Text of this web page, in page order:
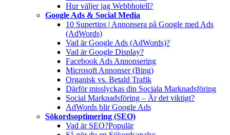
Hur väljer jag Webbhotell?
Google Ads & Social Media
10 Supertips | Annonsera på Google med Ads
(AdWords)
Vad är Google Ads (AdWords)?
Vad är Google Display?
Facebook Ads Annonsering
Microsoft Annonser (Bing)
Organisk vs. Betald Trafik
Därför misslyckas din Sociala Marknadsföring
Social Marknadsföring – Är det viktigt?
AdWords blir Google Ads
Sökordsoptimering (SEO)
Vad är SEO?Populär